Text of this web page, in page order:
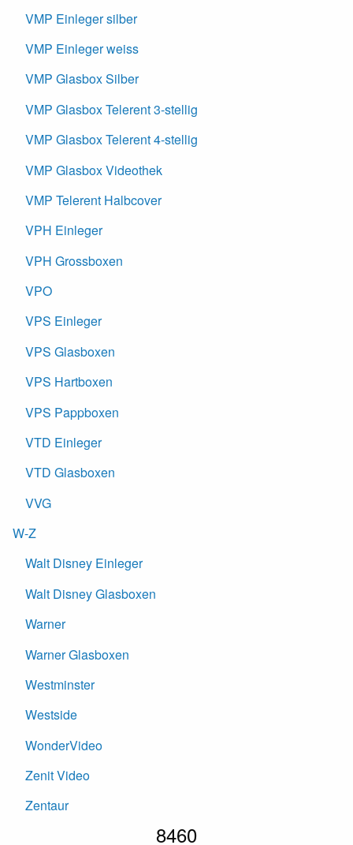
VMP Einleger silber
VMP Einleger weiss
VMP Glasbox Silber
VMP Glasbox Telerent 3-stellig
VMP Glasbox Telerent 4-stellig
VMP Glasbox Videothek
VMP Telerent Halbcover
VPH Einleger
VPH Grossboxen
VPO
VPS Einleger
VPS Glasboxen
VPS Hartboxen
VPS Pappboxen
VTD Einleger
VTD Glasboxen
VVG
W-Z
Walt Disney Einleger
Walt Disney Glasboxen
Warner
Warner Glasboxen
Westminster
Westside
WonderVideo
Zenit Video
Zentaur
8460